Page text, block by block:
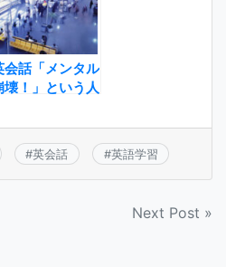
会話「メンタル
壊！」という人
こと
#英会話 #英語学習
Next Post »